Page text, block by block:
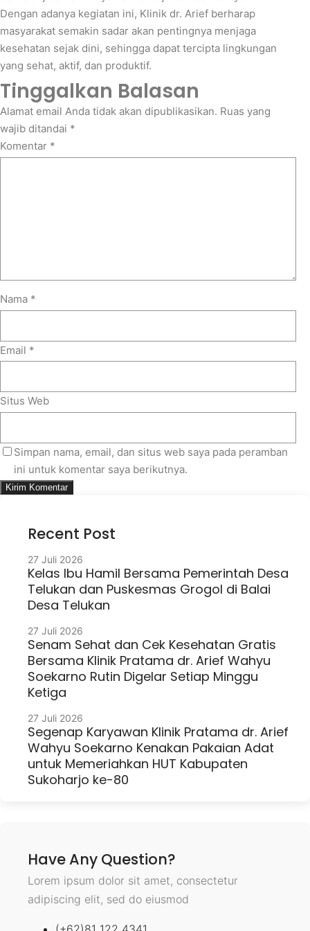
Dengan adanya kegiatan ini, Klinik dr. Arief berharap
masyarakat semakin sadar akan pentingnya menjaga
kesehatan sejak dini, sehingga dapat tercipta lingkungan
yang sehat, aktif, dan produktif.
Tinggalkan Balasan
Alamat email Anda tidak akan dipublikasikan. Ruas yang
wajib ditandai *
Komentar *
Nama *
Email *
Situs Web
Simpan nama, email, dan situs web saya pada peramban
ini untuk komentar saya berikutnya.
Recent Post
27 Juli 2026
Kelas Ibu Hamil Bersama Pemerintah Desa
Telukan dan Puskesmas Grogol di Balai
Desa Telukan
27 Juli 2026
Senam Sehat dan Cek Kesehatan Gratis
Bersama Klinik Pratama dr. Arief Wahyu
Soekarno Rutin Digelar Setiap Minggu
Ketiga
27 Juli 2026
Segenap Karyawan Klinik Pratama dr. Arief
Wahyu Soekarno Kenakan Pakaian Adat
untuk Memeriahkan HUT Kabupaten
Sukoharjo ke-80
Have Any Question?
Lorem ipsum dolor sit amet, consectetur
adipiscing elit, sed do eiusmod